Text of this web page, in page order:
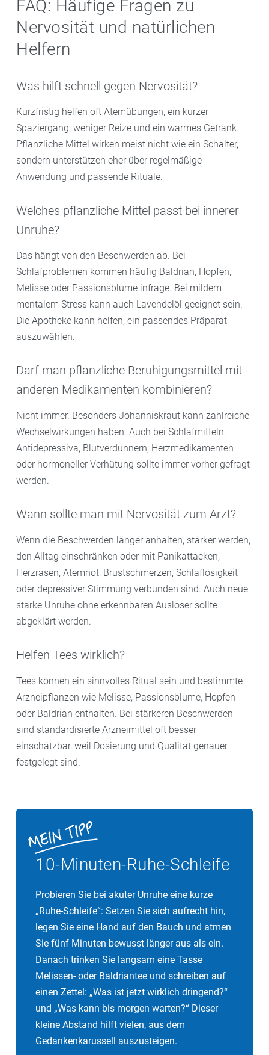
FAQ: Häufige Fragen zu
Nervosität und natürlichen
Helfern
Was hilft schnell gegen Nervosität?
Kurzfristig helfen oft Atemübungen, ein kurzer
Spaziergang, weniger Reize und ein warmes Getränk.
Pflanzliche Mittel wirken meist nicht wie ein Schalter,
sondern unterstützen eher über regelmäßige
Anwendung und passende Rituale.
Welches pflanzliche Mittel passt bei innerer
Unruhe?
Das hängt von den Beschwerden ab. Bei
Schlafproblemen kommen häufig Baldrian, Hopfen,
Melisse oder Passionsblume infrage. Bei mildem
mentalem Stress kann auch Lavendelöl geeignet sein.
Die Apotheke kann helfen, ein passendes Präparat
auszuwählen.
Darf man pflanzliche Beruhigungsmittel mit
anderen Medikamenten kombinieren?
Nicht immer. Besonders Johanniskraut kann zahlreiche
Wechselwirkungen haben. Auch bei Schlafmitteln,
Antidepressiva, Blutverdünnern, Herzmedikamenten
oder hormoneller Verhütung sollte immer vorher gefragt
werden.
Wann sollte man mit Nervosität zum Arzt?
Wenn die Beschwerden länger anhalten, stärker werden,
den Alltag einschränken oder mit Panikattacken,
Herzrasen, Atemnot, Brustschmerzen, Schlaflosigkeit
oder depressiver Stimmung verbunden sind. Auch neue
starke Unruhe ohne erkennbaren Auslöser sollte
abgeklärt werden.
Helfen Tees wirklich?
Tees können ein sinnvolles Ritual sein und bestimmte
Arzneipflanzen wie Melisse, Passionsblume, Hopfen
oder Baldrian enthalten. Bei stärkeren Beschwerden
sind standardisierte Arzneimittel oft besser
einschätzbar, weil Dosierung und Qualität genauer
festgelegt sind.
10-Minuten-Ruhe-Schleife
Probieren Sie bei akuter Unruhe eine kurze
„Ruhe-Schleife“: Setzen Sie sich aufrecht hin,
legen Sie eine Hand auf den Bauch und atmen
Sie fünf Minuten bewusst länger aus als ein.
Danach trinken Sie langsam eine Tasse
Melissen- oder Baldriantee und schreiben auf
einen Zettel: „Was ist jetzt wirklich dringend?“
und „Was kann bis morgen warten?“ Dieser
kleine Abstand hilft vielen, aus dem
Gedankenkarussell auszusteigen.